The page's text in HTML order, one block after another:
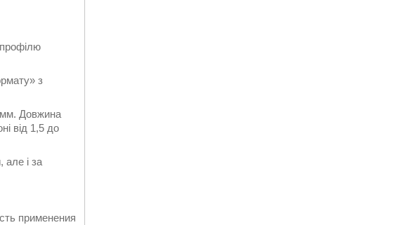
з
мм. Довжина
від 1,5 до
але і за
применения